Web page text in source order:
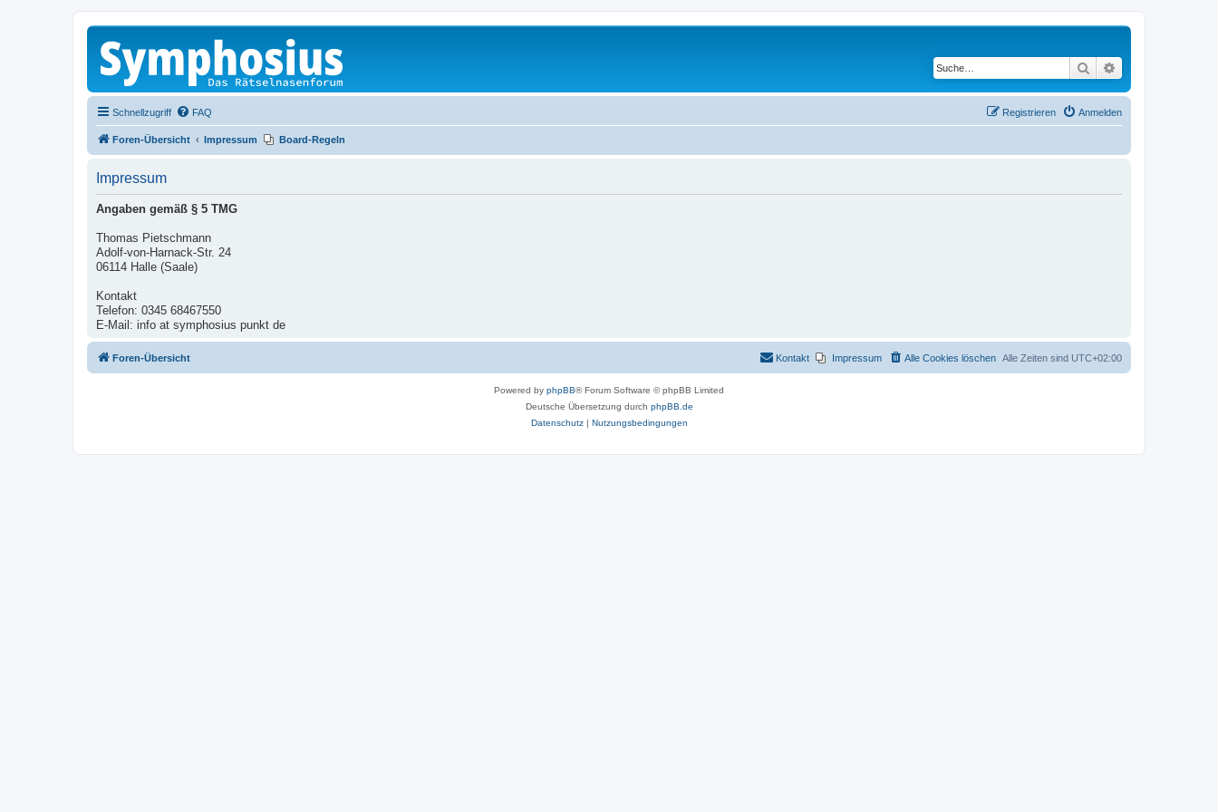
Suche
Schnellzugriff FAQ Anmelden
Registrieren
Foren-Übersicht Impressum Board-Regeln
Impressum
Angaben gemäß § 5 TMG
Thomas Pietschmann
Adolf-von-Harnack-Str. 24
06114 Halle (Saale)
Kontakt
Telefon: 0345 68467550
E-Mail: info at symphosius punkt de
Foren-Übersicht Alle Zeiten sind UTC+02:00
Alle Cookies löschen
Impressum
Kontakt
Powered by phpBB® Forum Software © phpBB Limited
Deutsche Übersetzung durch phpBB.de
Datenschutz| Nutzungsbedingungen